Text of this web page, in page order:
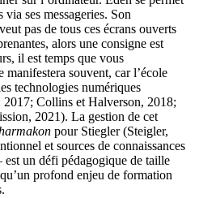
via ses messageries. Son
pas de tous ces écrans ouverts
alors une consigne est
il est temps que vous
manifestera souvent, car l’école
technologies numériques
2017; Collins et Halverson, 2018;
2021). La gestion de cet
pour Stiegler (Steigler,
et sources de connaissances
est un défi pédagogique de taille
profond enjeu de formation